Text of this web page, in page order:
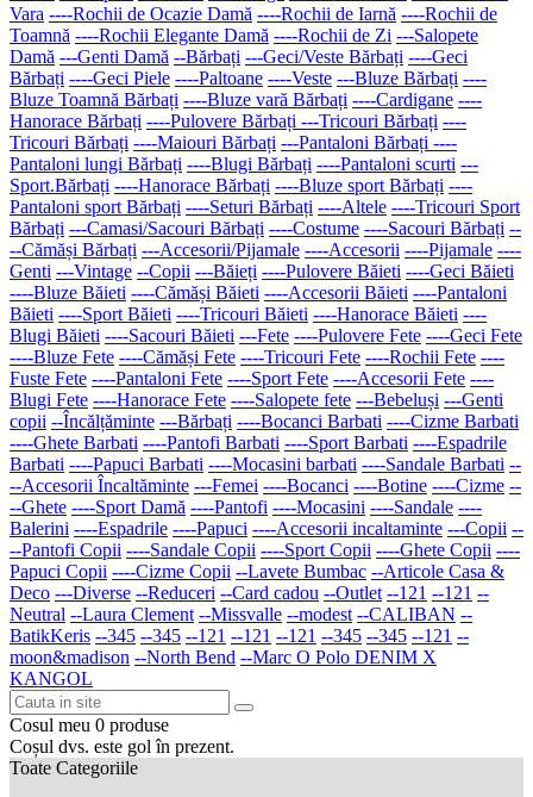
Vara ----Rochii de Ocazie Damă ----Rochii de Iarnă ----Rochii de
Toamnă ----Rochii Elegante Damă ----Rochii de Zi ---Salopete
Damă ---Genti Damă --Bărbați ---Geci/Veste Bărbați ----Geci
Bărbați ----Geci Piele ----Paltoane ----Veste ---Bluze Bărbați ----
Bluze Toamnă Bărbați ----Bluze vară Bărbați ----Cardigane ----
Hanorace Bărbați ----Pulovere Bărbați ---Tricouri Bărbați ----
Tricouri Bărbați ----Maiouri Bărbați ---Pantaloni Bărbați ----
Pantaloni lungi Bărbați ----Blugi Bărbați ----Pantaloni scurti ---
Sport.Bărbați ----Hanorace Bărbați ----Bluze sport Bărbați ----
Pantaloni sport Bărbați ----Seturi Bărbați ----Altele ----Tricouri Sport
Bărbați ---Camasi/Sacouri Bărbați ----Costume ----Sacouri Bărbați --
--Cămăși Bărbați ---Accesorii/Pijamale ----Accesorii ----Pijamale ----
Genti ---Vintage --Copii ---Băieți ----Pulovere Băieti ----Geci Băieti
----Bluze Băieti ----Cămăși Băieti ----Accesorii Băieti ----Pantaloni
Băieti ----Sport Băieti ----Tricouri Băieti ----Hanorace Băieti ----
Blugi Băieti ----Sacouri Băieti ---Fete ----Pulovere Fete ----Geci Fete
----Bluze Fete ----Cămăși Fete ----Tricouri Fete ----Rochii Fete ----
Fuste Fete ----Pantaloni Fete ----Sport Fete ----Accesorii Fete ----
Blugi Fete ----Hanorace Fete ----Salopete fete ---Bebeluși ---Genti
copii --Încălțăminte ---Bărbați ----Bocanci Barbati ----Cizme Barbati
----Ghete Barbati ----Pantofi Barbati ----Sport Barbati ----Espadrile
Barbati ----Papuci Barbati ----Mocasini barbati ----Sandale Barbati --
--Accesorii Încaltăminte ---Femei ----Bocanci ----Botine ----Cizme --
--Ghete ----Sport Damă ----Pantofi ----Mocasini ----Sandale ----
Balerini ----Espadrile ----Papuci ----Accesorii incaltaminte ---Copii --
--Pantofi Copii ----Sandale Copii ----Sport Copii ----Ghete Copii ----
Papuci Copii ----Cizme Copii --Lavete Bumbac --Articole Casa &
Deco ---Diverse --Reduceri --Card cadou --Outlet --121 --121 --
Neutral --Laura Clement --Missvalle --modest --CALIBAN --
BatikKeris --345 --345 --121 --121 --121 --345 --345 --121 --
moon&madison --North Bend --Marc O Polo DENIM X
KANGOL
Cosul meu 0 produse
Coșul dvs. este gol în prezent.
Toate Categoriile